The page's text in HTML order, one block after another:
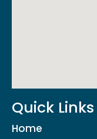
Quick Links
Home